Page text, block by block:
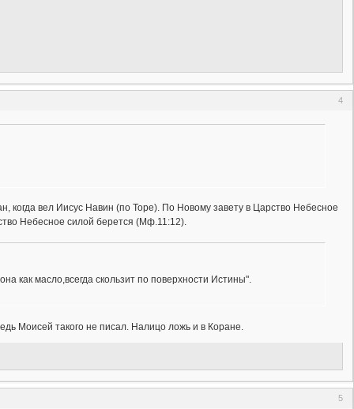
4
вел Иисус Навин (по Торе). По Новому завету в Царство Небесное
Небесное силой берется (Мф.11:12).
как масло,всегда скользит по поверхности Истины".
Моисей такого не писал. Налицо ложь и в Коране.
5